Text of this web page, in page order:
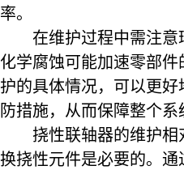
率。
在维护过程中需注
化学腐蚀可能加速零部
护的具体情况，可以更
防措施，从而保障整个系
挠性联轴器的维护
换挠性元件是必要的。